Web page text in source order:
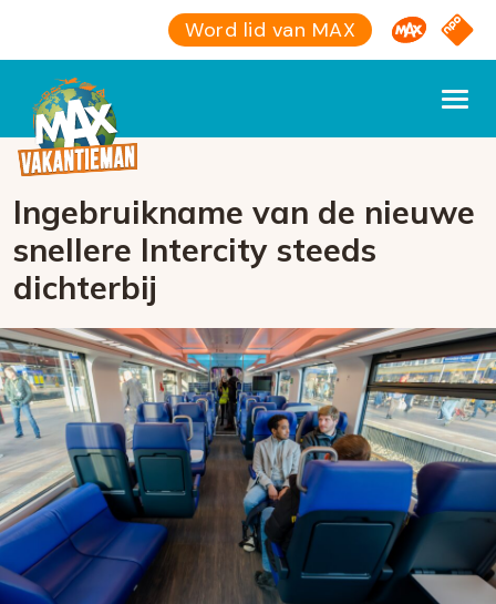
Word lid van MAX Omroep
NPO
Ingebruikname van de nieuwe
snellere Intercity steeds
dichterbij